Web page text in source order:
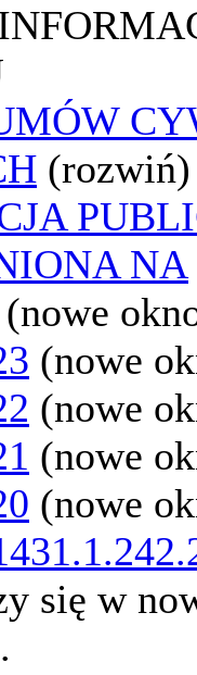
(rozwiń)
NA
(nowe
(nowe
(nowe
(nowe
(nowe
się w